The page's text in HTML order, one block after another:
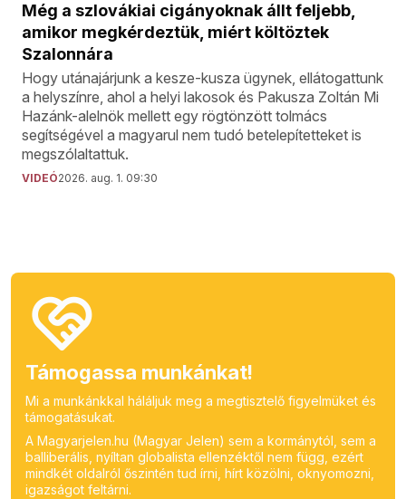
Még a szlovákiai cigányoknak állt feljebb,
amikor megkérdeztük, miért költöztek
Szalonnára
Hogy utánajárjunk a kesze-kusza ügynek, ellátogattunk
a helyszínre, ahol a helyi lakosok és Pakusza Zoltán Mi
Hazánk-alelnök mellett egy rögtönzött tolmács
segítségével a magyarul nem tudó betelepítetteket is
megszólaltattuk.
VIDEÓ2026. aug. 1. 09:30
Támogassa munkánkat!
Mi a munkánkkal háláljuk meg a megtisztelő figyelmüket és
támogatásukat.
A Magyarjelen.hu (Magyar Jelen) sem a kormánytól, sem a
balliberális, nyíltan globalista ellenzéktől nem függ, ezért
mindkét oldalról őszintén tud írni, hírt közölni, oknyomozni,
igazságot feltárni.